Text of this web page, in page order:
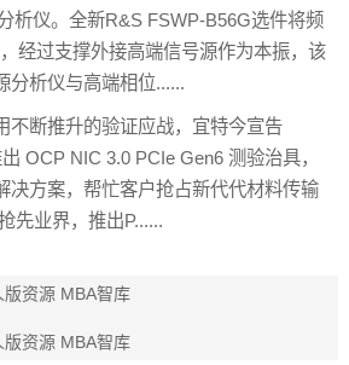
析仪。全新R&S FSWP-B56G选件将频
经过支撑外接高端信号源作为本振，该
分析仪与高端相位......
断推升的验证应战，宜特今宣告
OCP NIC 3.0 PCIe Gen6 测验治具，
决方案，帮忙客户抢占新代代材料传输
先业界，推出P......
资源 MBA智库
资源 MBA智库